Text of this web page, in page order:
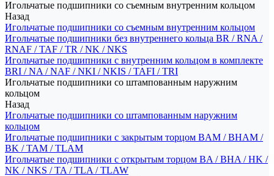
Игольчатые подшипники со съемным внутренним кольцом
Назад
Игольчатые подшипники со съемным внутренним кольцом
Игольчатые подшипники без внутреннего кольца BR / RNA /
RNAF / TAF / TR / NK / NKS
Игольчатые подшипники с внутренним кольцом в комплекте
BRI / NA / NAF / NKI / NKIS / TAFI / TRI
Игольчатые подшипники со штампованным наружним
кольцом
Назад
Игольчатые подшипники со штампованным наружним
кольцом
Игольчатые подшипники с закрытым торцом BAM / BHAM /
BK / TAM / TLAM
Игольчатые подшипники с открытым торцом BA / BHA / HK /
NK / NKS / TA / TLA / TLAW